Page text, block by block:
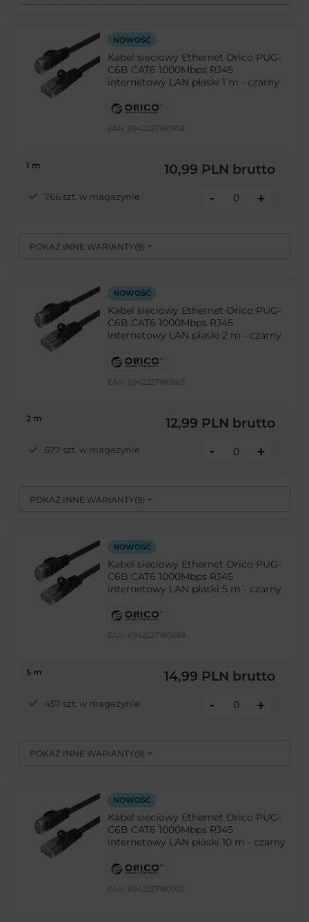
NOWOŚĆ
Kabel sieciowy Ethernet Orico PUG-
C6B CAT6 1000Mbps RJ45
internetowy LAN płaski 1 m - czarny
EAN: 6942227180858
POKAŻ INNE WARIANTY(9)
1 m 10,99 PLN brutto
766 szt. w magazynie - +
NOWOŚĆ
Kabel sieciowy Ethernet Orico PUG-
C6B CAT6 1000Mbps RJ45
internetowy LAN płaski 2 m - czarny
EAN: 6942227180865
POKAŻ INNE WARIANTY(9)
2 m 12,99 PLN brutto
677 szt. w magazynie - +
NOWOŚĆ
Kabel sieciowy Ethernet Orico PUG-
C6B CAT6 1000Mbps RJ45
internetowy LAN płaski 5 m - czarny
EAN: 6942227180889
POKAŻ INNE WARIANTY(9)
5 m 14,99 PLN brutto
457 szt. w magazynie - +
NOWOŚĆ
Kabel sieciowy Ethernet Orico PUG-
C6B CAT6 1000Mbps RJ45
internetowy LAN płaski 10 m - czarny
EAN: 6942227180902